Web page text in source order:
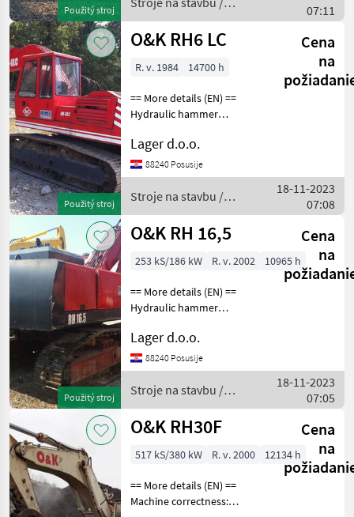
Použitý stroj
O&K
07:11
Použitý stroj
O&K RH6 LC
Cena
na
R. v. 1984 14700 h
== More details (EN) ==
Hydraulic hammer
1000 mm Stroje na stavbu
Pásový báger
Lager d.o.o.
88240 Posusije
Stroje na stavbu /
O&K
18-11-2023
07:08
Použitý stroj
O&K RH 16,5
Cena
na
253 kS/186 kW R. v. 2002 10965 h
== More details (EN) ==
Hydraulic hammer
1000 mm optional
expansion chassis generally
repaired engine Stroje na
stavbu Pásový báger
Lager d.o.o.
88240 Posusije
Stroje na stavbu /
O&K
18-11-2023
07:05
O&K RH30F
Cena
na
517 kS/380 kW R. v. 2000 12134 h
== More details (EN) ==
Machine correctness: